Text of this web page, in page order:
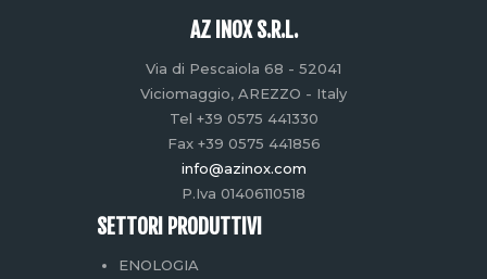
AZ INOX S.R.L.
Via di Pescaiola 68 - 52041
Viciomaggio, AREZZO - Italy
Tel +39 0575 441330
Fax +39 0575 441856
info@azinox.com
P.Iva 01406110518
SETTORI PRODUTTIVI
ENOLOGIA